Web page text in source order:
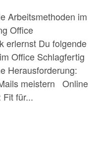
Arbeitsmethoden im
Office
erlernst Du folgende
Office Schlagfertig
Herausforderung:
meistern Online
Fit für...